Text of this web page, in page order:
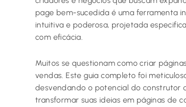
page bem-sucedida é uma ferramenta
intuitiva e poderosa, projetada
com eficácia.
Muitos se questionam como criar
vendas. Este guia completo foi
desvendando o potencial do construtor
transformar suas ideias em páginas de